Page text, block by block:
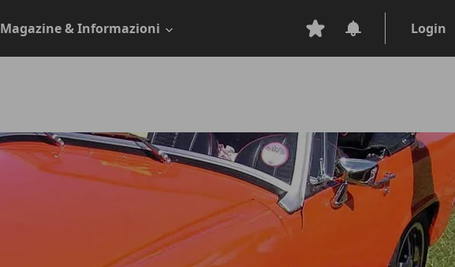
Magazine & Informazioni Login